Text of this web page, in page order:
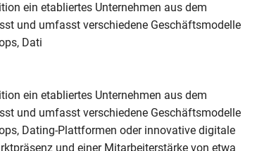
ein etabliertes Unternehmen aus dem
und umfasst verschiedene Geschäftsmodelle
Dati
ein etabliertes Unternehmen aus dem
und umfasst verschiedene Geschäftsmodelle
Dating-Plattformen oder innovative digitale
und einer Mitarbeiterstärke von etwa